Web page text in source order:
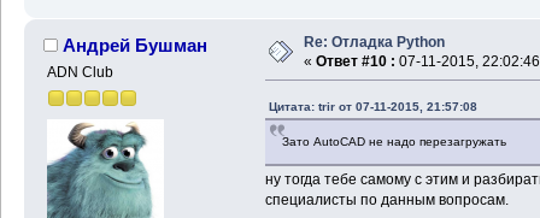
Андрей Бушман
ADN Club
Re: Отладка Python
« Ответ #10 : 07-11-2015,
Цитата: trir от 07-11-2015, 21:57:08
Зато AutoCAD не надо перезагружать
ну тогда тебе самому с этим и
специалисты по данным вопросам.